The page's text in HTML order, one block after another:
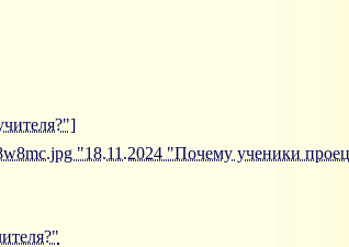
"18.11.2024 "Почему ученики